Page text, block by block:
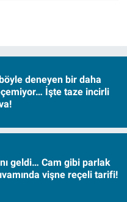
deneyen bir daha
İşte taze incirli
geldi… Cam gibi parlak
vişne reçeli tarifi!